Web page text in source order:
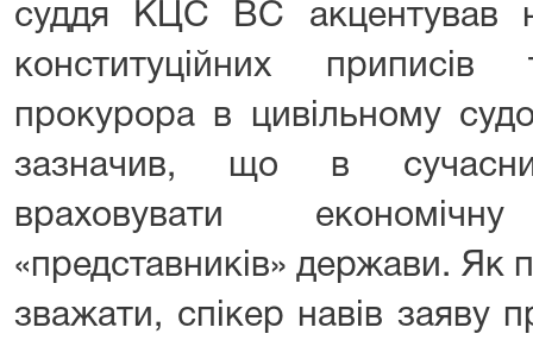
суддя КЦС ВС акцентував
конституційних
прокурора в цивільному
зазначив, що в
враховувати
«представників» держави. Як
зважати, спікер навів заяву